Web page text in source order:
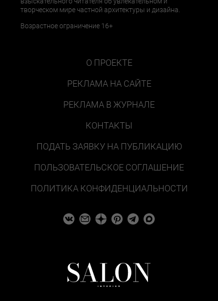
творческом мире частной архитектуры и дизайна.
Возрастное ограничение 16+
О ПРОЕКТЕ
РЕКЛАМА НА САЙТЕ
РЕКЛАМА В ЖУРНАЛЕ
КОНТАКТЫ
ПОДАТЬ ЗАЯВКУ НА ПУБЛИКАЦИЮ
ПОЛЬЗОВАТЕЛЬСКОЕ СОГЛАШЕНИЕ
ПОЛИТИКА КОНФИДЕНЦИАЛЬНОСТИ